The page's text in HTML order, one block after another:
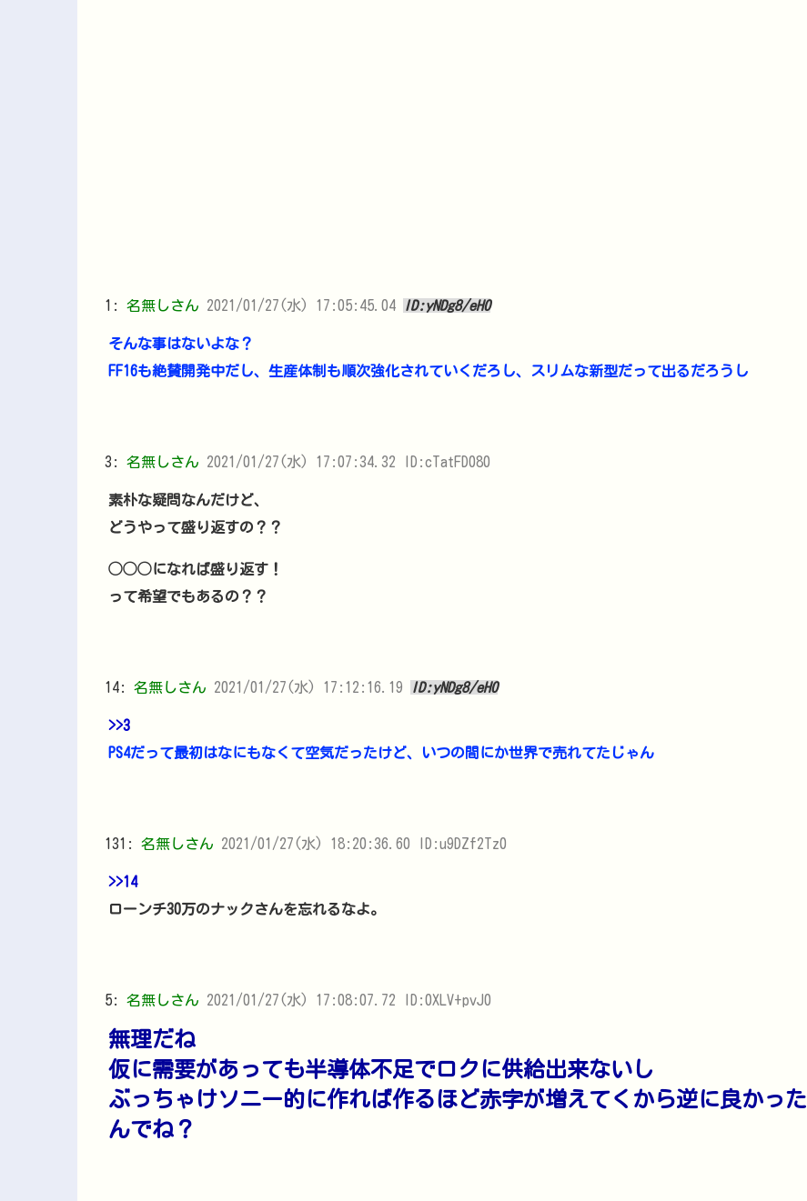
1: 名無しさん 2021/01/27(水) 17:05:45.04 ID:yNDg8/eH0
そんな事はないよな？
FF16も絶賛開発中だし、生産体制も順次強化されていくだろし、スリムな新型だって出るだろうし
3: 名無しさん 2021/01/27(水) 17:07:34.32 ID:cTatFD080
素朴な疑問なんだけど、
どうやって盛り返すの？？
◯◯◯になれば盛り返す！
って希望でもあるの？？
14: 名無しさん 2021/01/27(水) 17:12:16.19 ID:yNDg8/eH0
>>3
PS4だって最初はなにもなくて空気だったけど、いつの間にか世界で売れてたじゃん
131: 名無しさん 2021/01/27(水) 18:20:36.60 ID:u9DZf2Tz0
>>14
ローンチ30万のナックさんを忘れるなよ。
5: 名無しさん 2021/01/27(水) 17:08:07.72 ID:0XLV+pvJ0
無理だね
仮に需要があっても半導体不足でロクに供給出来ないし
ぶっちゃけソニー的に作れば作るほど赤字が増えてくから逆に良かった
んでね？